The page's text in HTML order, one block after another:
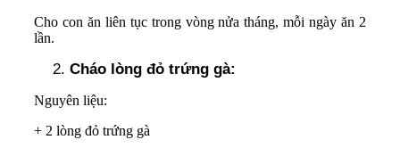
Cho con ăn liên tục trong vòng nửa tháng, mỗi ngày ăn 2
lần.
Cháo lòng đỏ trứng gà:
Nguyên liệu:
+ 2 lòng đỏ trứng gà